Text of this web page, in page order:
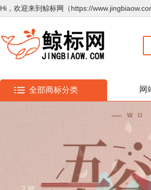
Hi，欢迎来到鲸标网（https://
全部商标分类 网